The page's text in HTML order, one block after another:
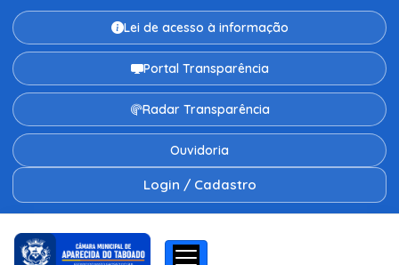
Lei de acesso à informação
Portal Transparência
Radar Transparência
Ouvidoria
Login / Cadastro